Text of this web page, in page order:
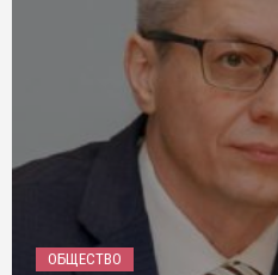
ОБЩЕСТВО